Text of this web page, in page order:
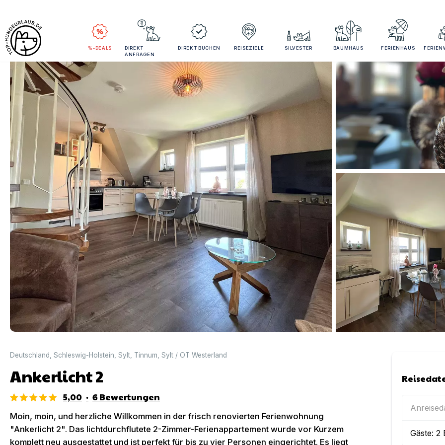
%-DEALS
DIREKT
ANFRAGEN
DIREKT BUCHEN REISEZIELE SILVESTER BAUMHAUS FERIENHAUS
Deutschland Schleswig-Holstein Sylt Tinnum Sylt / OT Westerland
Ankerlicht 2
5,00 · 6Bewertungen
Moin, moin, und herzliche Willkommen in der frisch renovierten Ferienwohnung
"Ankerlicht 2". Das lichtdurchflutete 2-Zimmer-Ferienappartement wurde vor Kurzem
komplett neu ausgestattet und ist perfekt für bis zu vier Personen eingerichtet. Es liegt
Gäste:2